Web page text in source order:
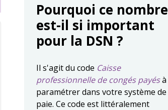
Pourquoi ce nombre
est-il si important
pour la DSN ?
Il s'agit du code Caisse
professionnelle de congés payésà
paramétrer dans votre système de
paie. Ce code est littéralement